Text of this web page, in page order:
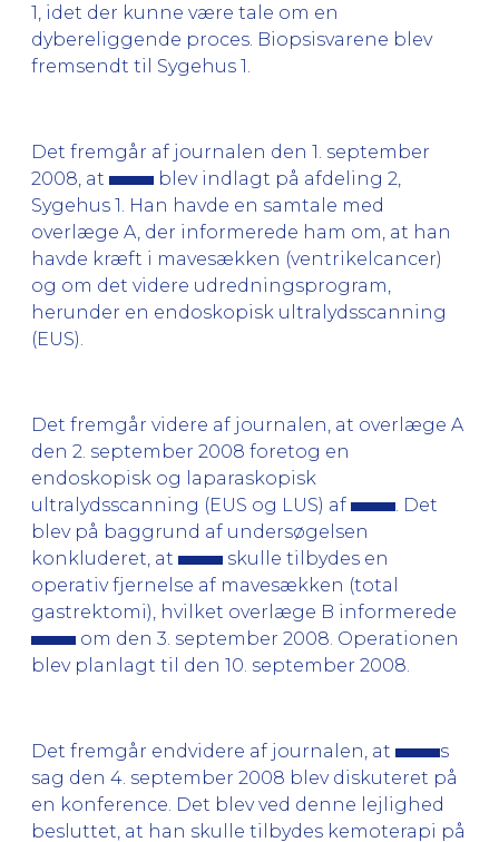
1, idet der kunne være tale om en
dybereliggende proces. Biopsisvarene blev
fremsendt til Sygehus 1.
Det fremgår af journalen den 1. september
2008, at
blev indlagt på afdeling 2,
Sygehus 1. Han havde en samtale med
overlæge A, der informerede ham om, at han
havde kræft i mavesækken (ventrikelcancer)
og om det videre udredningsprogram,
herunder en endoskopisk ultralydsscanning
(EUS).
Det fremgår videre af journalen, at overlæge A
den 2. september 2008 foretog en
endoskopisk og laparaskopisk
ultralydsscanning (EUS og LUS) af
. Det
blev på baggrund af undersøgelsen
konkluderet, at
skulle tilbydes en
operativ fjernelse af mavesækken (total
gastrektomi), hvilket overlæge B informerede
om den 3. september 2008. Operationen
blev planlagt til den 10. september 2008.
Det fremgår endvidere af journalen, at
s
sag den 4. september 2008 blev diskuteret på
en konference. Det blev ved denne lejlighed
besluttet, at han skulle tilbydes kemoterapi på